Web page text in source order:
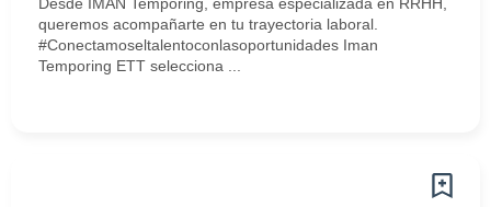
queremos acompañarte en tu trayectoria laboral.
#Conectamoseltalentoconlasoportunidades Iman
Temporing ETT selecciona ...